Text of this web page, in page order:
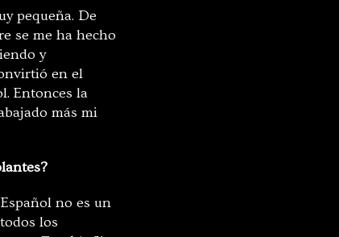
pequeña. De
se me ha hecho
y
en el
Entonces la
más mi
no es un
los